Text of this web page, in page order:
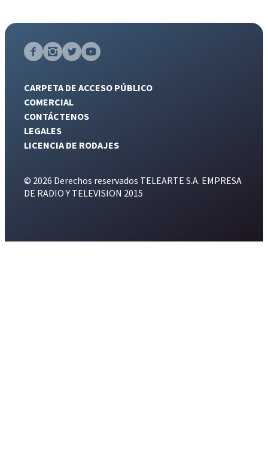
CARPETA DE ACCESO PÚBLICO
COMERCIAL
CONTÁCTENOS
LEGALES
LICENCIA DE RODAJES
© 2026 Derechos reservados TELEARTE S.A. EMPRESA
DE RADIO Y TELEVISION 2015